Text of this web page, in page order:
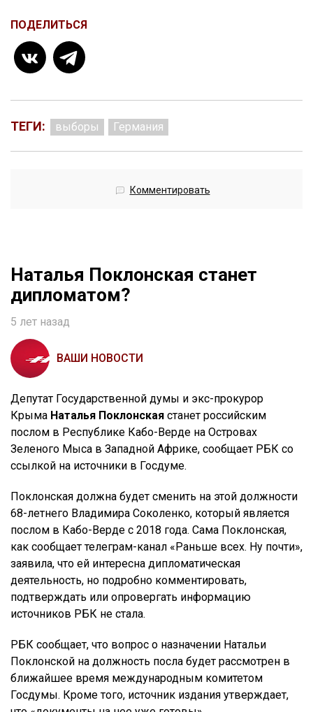
ПОДЕЛИТЬСЯ
ТЕГИ: выборы Германия
Комментировать
Наталья Поклонская станет
дипломатом?
5 лет назад
ВАШИ НОВОСТИ
Депутат Государственной думы и экс-прокурор
Крыма Наталья Поклонская станет российским
послом в Республике Кабо-Верде на Островах
Зеленого Мыса в Западной Африке, сообщает РБК со
ссылкой на источники в Госдуме.
Поклонская должна будет сменить на этой должности
68-летнего Владимира Соколенко, который является
послом в Кабо-Верде с 2018 года. Сама Поклонская,
как сообщает телеграм-канал «Раньше всех. Ну почти»,
заявила, что ей интересна дипломатическая
деятельность, но подробно комментировать,
подтверждать или опровергать информацию
источников РБК не стала.
РБК сообщает, что вопрос о назначении Натальи
Поклонской на должность посла будет рассмотрен в
ближайшее время международным комитетом
Госдумы. Кроме того, источник издания утверждает,